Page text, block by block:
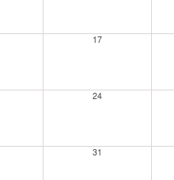
17
24
31